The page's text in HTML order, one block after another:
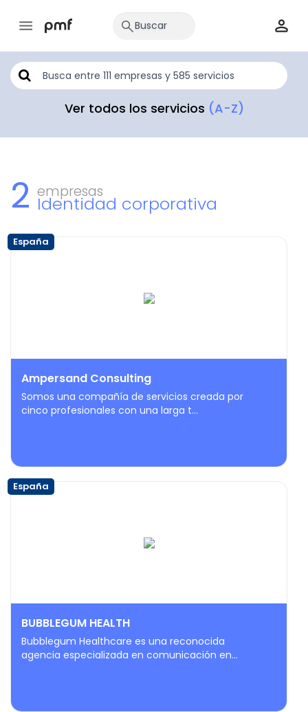
Ver todos los servicios (A-Z)
2 empresas
Identidad corporativa
España
Ampersand Consulting
Somos una compañía de servicios creada por
cinco profesionales con una larga t...
España
BUBBLEGUM HEALTH
Bubblegum Healthcare es una reconocida
agencia especializada en comunicación en...